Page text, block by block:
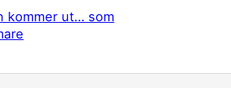
kommer ut… som